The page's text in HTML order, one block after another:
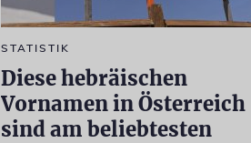
STATISTIK
Diese hebräischen
Vornamen in Österreich
sind am beliebtesten